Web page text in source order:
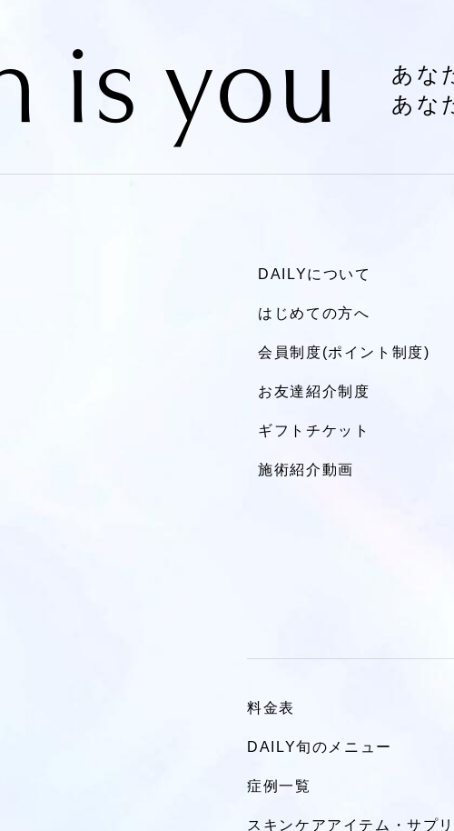
is you
あな
あな
DAILYについて
はじめての方へ
会員制度(ポイント制度)
お友達紹介制度
ギフトチケット
施術紹介動画
料金表
DAILY旬のメニュー
症例一覧
スキンケアアイテム・サプリ